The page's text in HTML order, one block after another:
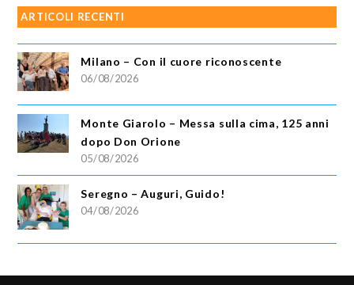
ARTICOLI RECENTI
Milano – Con il cuore riconoscente
06/08/2026
Monte Giarolo – Messa sulla cima, 125 anni
dopo Don Orione
05/08/2026
Seregno – Auguri, Guido!
04/08/2026